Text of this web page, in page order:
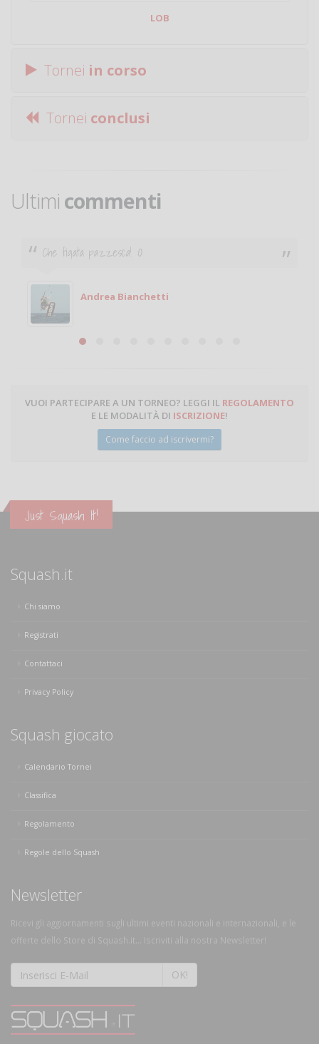
LOB
Tornei in corso
Tornei conclusi
Ultimi commenti
Ciao. Sono a Treviglio da poco e vorrei tornare a
giocare. Se sei in zona e puoi giocare fammi sapere.
Michele
Michele Miglionico
VUOI PARTECIPARE A UN TORNEO? LEGGI IL REGOLAMENTO
E LE MODALITÀ DI ISCRIZIONE!
Come faccio ad iscrivermi?
Just Squash It!
Squash.it
Chi siamo
Registrati
Contattaci
Privacy Policy
Squash giocato
Calendario Tornei
Classifica
Regolamento
Regole dello Squash
Newsletter
Ricevi gli aggiornamenti sugli ultimi eventi nazionali e internazionali, e le
offerte dello Store di Squash.it... Iscriviti alla nostra Newsletter!
OK!